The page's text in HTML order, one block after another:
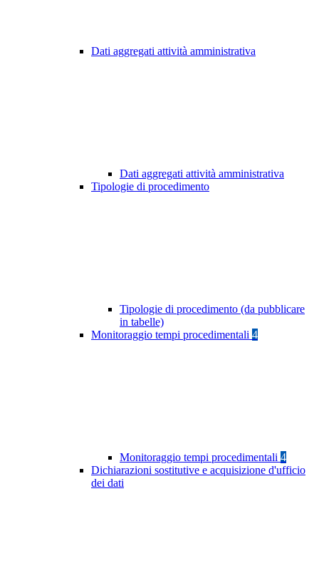
Dati aggregati attività amministrativa
Dati aggregati attività amministrativa
Tipologie di procedimento
Tipologie di procedimento (da pubblicare
in tabelle)
Monitoraggio tempi procedimentali 4
Monitoraggio tempi procedimentali 4
Dichiarazioni sostitutive e acquisizione d'ufficio
dei dati